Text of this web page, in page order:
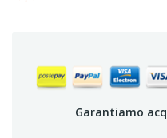
Garantiamo